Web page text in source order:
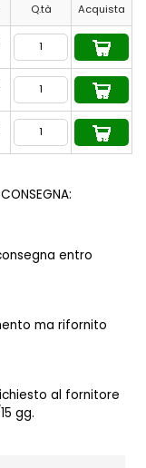
Q.tà Acquista
entro
ma rifornito
al fornitore
gg.